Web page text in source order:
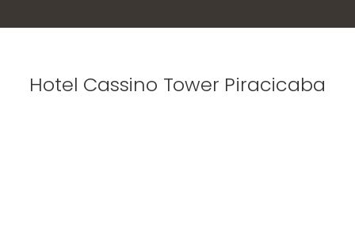
Hotel Cassino Tower Piracicaba